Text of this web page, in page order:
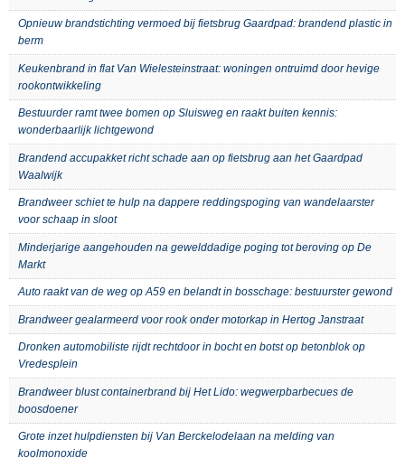
Opnieuw brandstichting vermoed bij fietsbrug Gaardpad: brandend plastic in
berm
Keukenbrand in flat Van Wielesteinstraat: woningen ontruimd door hevige
rookontwikkeling
Bestuurder ramt twee bomen op Sluisweg en raakt buiten kennis:
wonderbaarlijk lichtgewond
Brandend accupakket richt schade aan op fietsbrug aan het Gaardpad
Waalwijk
Brandweer schiet te hulp na dappere reddingspoging van wandelaarster
voor schaap in sloot
Minderjarige aangehouden na gewelddadige poging tot beroving op De
Markt
Auto raakt van de weg op A59 en belandt in bosschage: bestuurster gewond
Brandweer gealarmeerd voor rook onder motorkap in Hertog Janstraat
Dronken automobiliste rijdt rechtdoor in bocht en botst op betonblok op
Vredesplein
Brandweer blust containerbrand bij Het Lido: wegwerpbarbecues de
boosdoener
Grote inzet hulpdiensten bij Van Berckelodelaan na melding van
koolmonoxide